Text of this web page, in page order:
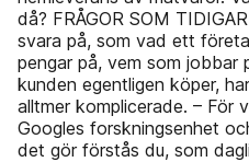
då? FRÅGOR SOM
svara på, som vad ett
pengar på, vem som
kunden egentligen köper,
alltmer komplicerade. – För
Googles forskningsenhet
det gör förstås du, som